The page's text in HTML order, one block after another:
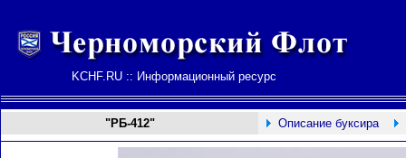
KCHF.RU :: Информационный ресурс
"РБ-412" Описание буксира